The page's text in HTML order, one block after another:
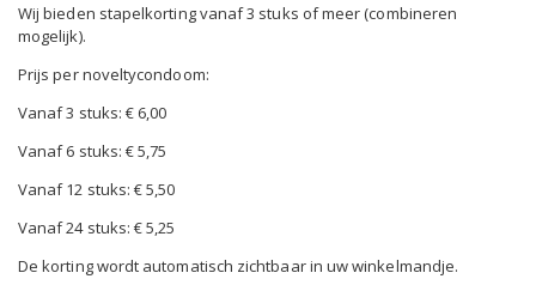
Wij bieden stapelkorting vanaf 3 stuks of meer (combineren
mogelijk).
Prijs per noveltycondoom:
Vanaf 3 stuks: € 6,00
Vanaf 6 stuks: € 5,75
Vanaf 12 stuks: € 5,50
Vanaf 24 stuks: € 5,25
De korting wordt automatisch zichtbaar in uw winkelmandje.